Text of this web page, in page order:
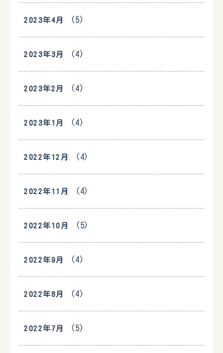
2023年4月 (5)
2023年3月 (4)
2023年2月 (4)
2023年1月 (4)
2022年12月 (4)
2022年11月 (4)
2022年10月 (5)
2022年9月 (4)
2022年8月 (4)
2022年7月 (5)